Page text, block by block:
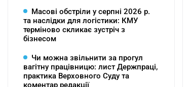
Масові обстріли у серпні 2026 р.
та наслідки для логістики: КМУ
терміново скликає зустріч з
бізнесом
Чи можна звільнити за прогул
вагітну працівницю: лист Держпраці,
практика Верховного Суду та
коментар редакції